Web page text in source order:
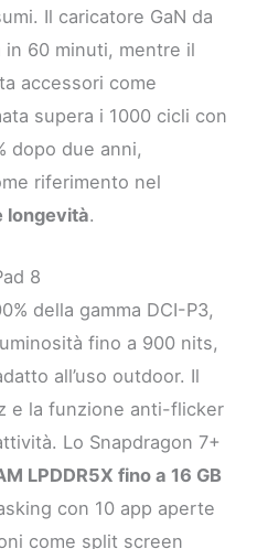
Il caricatore GaN da
in 60 minuti, mentre il
accessori come
supera i 1000 cicli con
dopo due anni,
riferimento nel
longevità.
8
della gamma DCI-P3,
fino a 900 nits,
all’uso outdoor. Il
e la funzione anti-flicker
Lo Snapdragon 7+
LPDDR5X fino a 16 GB
con 10 app aperte
come split screen